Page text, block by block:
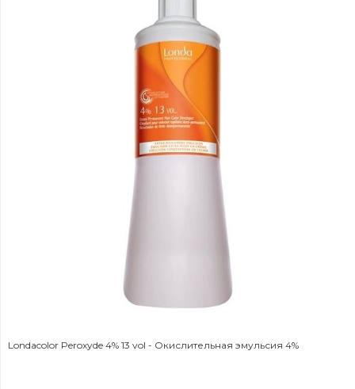
Londacolor Peroxyde 4% 13 vol - Окислительная эмульсия 4%